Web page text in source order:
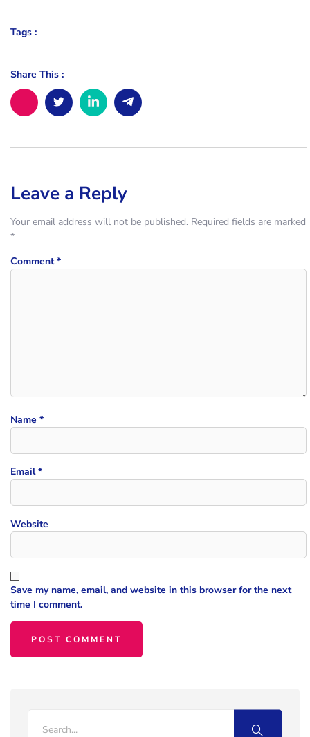
Tags :
Share This :
Leave a Reply
Your email address will not be published. Required fields are marked
*
Comment*
Name *
Email*
Website
Save my name, email, and website in this browser for the next
time I comment.